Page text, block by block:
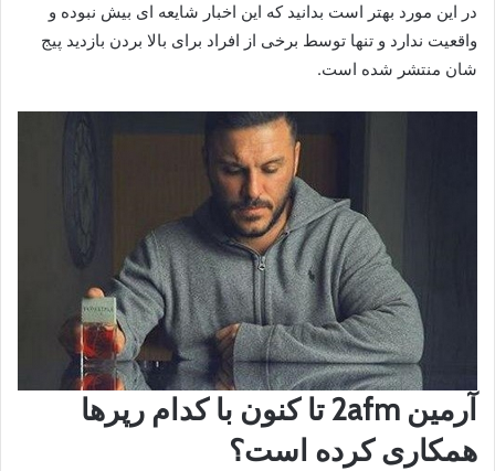
در این مورد بهتر است بدانید که این اخبار شایعه‌ ای بیش نبوده و
واقعیت ندارد و تنها توسط برخی از افراد برای بالا بردن بازدید پیج
شان منتشر شده است.
آرمین 2afm تا کنون با کدام رپرها
همکاری کرده است؟